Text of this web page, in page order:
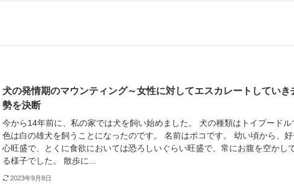
犬の発情期のマウンティング～女性に対してエスカレートしていき
勢を決断
今から14年前に、私の家では犬を飼い始めました。 犬の種類はトイプードル
色は白の雄犬を飼うことになったのです。 名前はポコです。 幼い頃から、
心旺盛で、とくに食欲においては恐ろしいぐらい旺盛で、常にお腹を空かし
る様子でした。 散歩に...
2023年9月8日